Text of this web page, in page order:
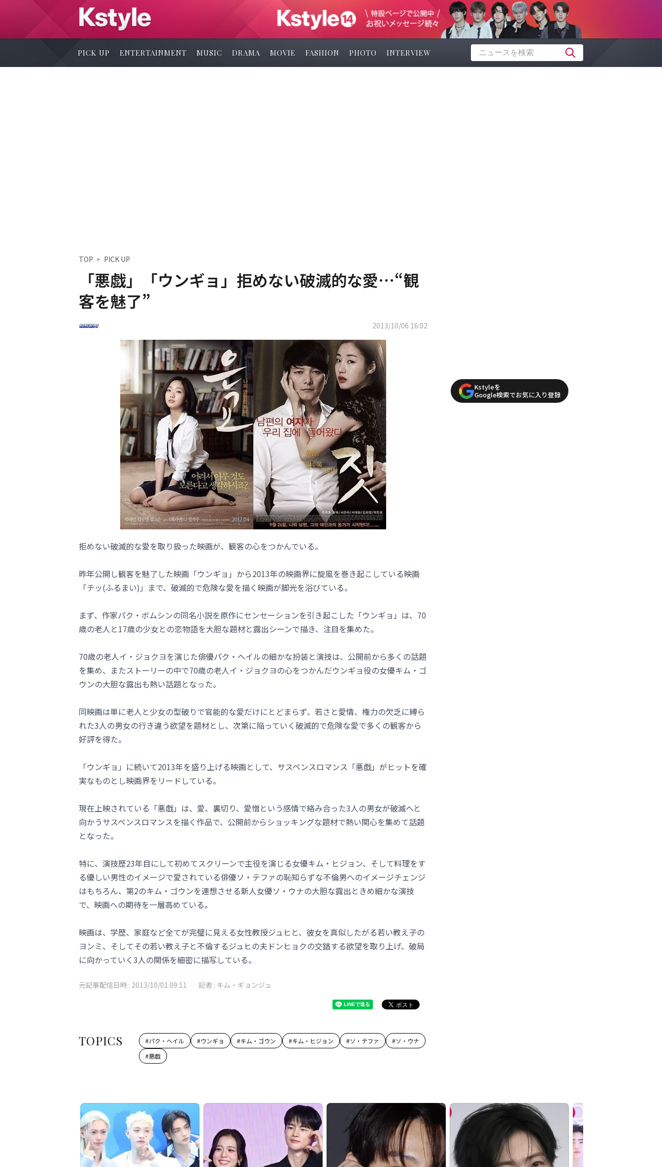
PICK UP ENTERTAINMENT MUSIC DRAMA MOVIE FASHION PHOTO INTERVIEW
TOP PICK UP
「悪戯」「ウンギョ」拒めない破滅的な愛…“観
客を魅了”
2013/10/06 16:02
拒めない破滅的な愛を取り扱った映画が、観客の心をつかんでいる。
昨年公開し観客を魅了した映画「ウンギョ」から2013年の映画界に旋風を巻き起こしている映画
「チッ(ふるまい)」まで、破滅的で危険な愛を描く映画が脚光を浴びている。
まず、作家パク・ボムシンの同名小説を原作にセンセーションを引き起こした「ウンギョ」は、70
歳の老人と17歳の少女との恋物語を大胆な題材と露出シーンで描き、注目を集めた。
70歳の老人イ・ジョクヨを演じた俳優パク・ヘイルの細かな扮装と演技は、公開前から多くの話題
を集め、またストーリーの中で70歳の老人イ・ジョクヨの心をつかんだウンギョ役の女優キム・ゴ
ウンの大胆な露出も熱い話題となった。
同映画は単に老人と少女の型破りで官能的な愛だけにとどまらず、若さと愛情、権力の欠乏に縛ら
れた3人の男女の行き違う欲望を題材とし、次第に陥っていく破滅的で危険な愛で多くの観客から
好評を得た。
「ウンギョ」に続いて2013年を盛り上げる映画として、サスペンスロマンス「悪戯」がヒットを確
実なものとし映画界をリードしている。
現在上映されている「悪戯」は、愛、裏切り、愛憎という感情で絡み合った3人の男女が破滅へと
向かうサスペンスロマンスを描く作品で、公開前からショッキングな題材で熱い関心を集めて話題
となった。
特に、演技歴23年目にして初めてスクリーンで主役を演じる女優キム・ヒジョン、そして料理をす
る優しい男性のイメージで愛されている俳優ソ・テファの恥知らずな不倫男へのイメージチェンジ
はもちろん、第2のキム・ゴウンを連想させる新人女優ソ・ウナの大胆な露出ときめ細かな演技
で、映画への期待を一層高めている。
映画は、学歴、家庭など全てが完璧に見える女性教授ジュヒと、彼女を真似したがる若い教え子の
ヨンミ、そしてその若い教え子と不倫するジュヒの夫ドンヒョクの交錯する欲望を取り上げ、破局
に向かっていく3人の関係を細密に描写している。
元記事配信日時 : 2013/10/01 09:11 記者 : キム・ギョンジュ
TOPICS #パク・ヘイル #ウンギョ #キム・ゴウン #キム・ヒジョン #ソ・テファ #ソ・ウナ
#悪戯
Kstyleを
Google検索でお気に入り登録